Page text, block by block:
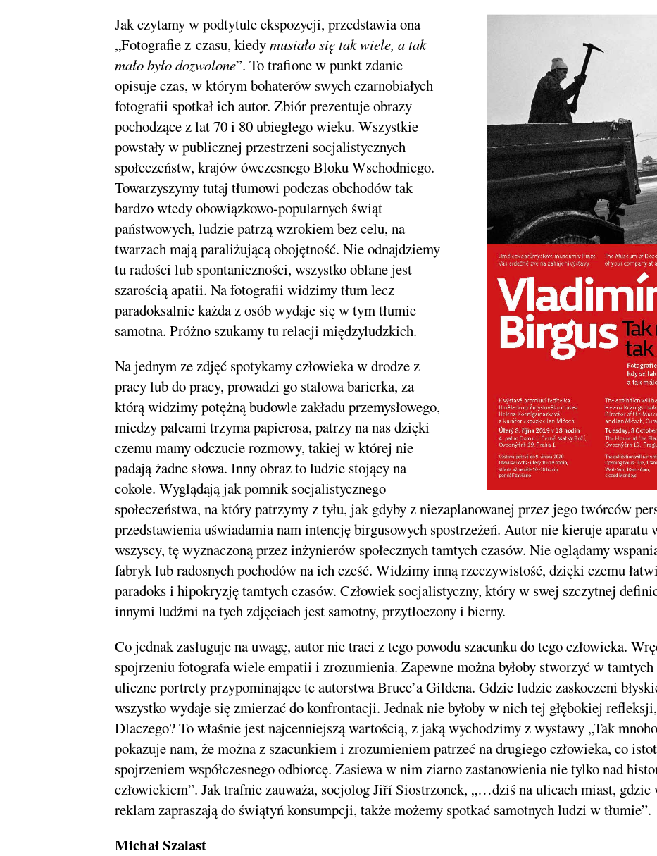
Jak czytamy w podtytule ekspozycji, przedstawia ona
„Fotografie z czasu, kiedymusiało się tak wiele, a tak
mało było dozwolone”. To trafione w punkt zdanie
opisuje czas, w którym bohaterów swych czarnobiałych
fotografii spotkał ich autor. Zbiór prezentuje obrazy
pochodzące z lat 70 i 80 ubiegłego wieku. Wszystkie
powstały w publicznej przestrzeni socjalistycznych
społeczeństw, krajów ówczesnego Bloku Wschodniego.
Towarzyszymy tutaj tłumowi podczas obchodów tak
bardzo wtedy obowiązkowo-popularnych świąt
państwowych, ludzie patrzą wzrokiem bez celu, na
twarzach mają paraliżującą obojętność. Nie odnajdziemy
tu radości lub spontaniczności, wszystko oblane jest
szarością apatii. Na fotografii widzimy tłum lecz
paradoksalnie każda z osób wydaje się w tym tłumie
samotna. Próżno szukamy tu relacji międzyludzkich.
Na jednym ze zdjęć spotykamy człowieka w drodze z
pracy lub do pracy, prowadzi go stalowa barierka, za
którą widzimy potężną budowle zakładu przemysłowego,
miedzy palcami trzyma papierosa, patrzy na nas dzięki
czemu mamy odczucie rozmowy, takiej w której nie
padają żadne słowa. Inny obraz to ludzie stojący na
cokole. Wyglądają jak pomnik socjalistycznego
społeczeństwa, na który patrzymy z tyłu, jak gdyby z niezaplanowanej przez jego twórców
przedstawienia uświadamia nam intencję birgusowych spostrzeżeń. Autor nie kieruje aparatu
wszyscy, tę wyznaczoną przez inżynierów społecznych tamtych czasów. Nie oglądamy
fabryk lub radosnych pochodów na ich cześć. Widzimy inną rzeczywistość, dzięki czemu
paradoks i hipokryzję tamtych czasów. Człowiek socjalistyczny, który w swej szczytnej
innymi ludźmi na tych zdjęciach jest samotny, przytłoczony i bierny.
Co jednak zasługuje na uwagę, autor nie traci z tego powodu szacunku do tego człowieka.
spojrzeniu fotografa wiele empatii i zrozumienia. Zapewne można byłoby stworzyć w
uliczne portrety przypominające te autorstwa Bruce’a Gildena. Gdzie ludzie zaskoczeni
wszystko wydaje się zmierzać do konfrontacji. Jednak nie byłoby w nich tej głębokiej
Dlaczego? To właśnie jest najcenniejszą wartością, z jaką wychodzimy z wystawy „Tak
pokazuje nam, że można z szacunkiem i zrozumieniem patrzeć na drugiego człowieka, co
spojrzeniem współczesnego odbiorcę. Zasiewa w nim ziarno zastanowienia nie tylko nad
człowiekiem”. Jak trafnie zauważa, socjolog Jiří Siostrzonek, „…dziś na ulicach miast,
reklam zapraszają do świątyń konsumpcji, także możemy spotkać samotnych ludzi w tłumie”.
Michał Szalast